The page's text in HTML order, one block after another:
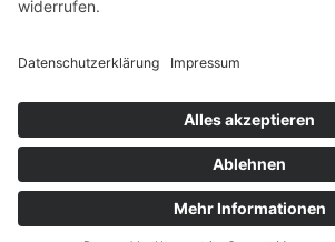
Verpackungsregister LUCID: DE2926643562464